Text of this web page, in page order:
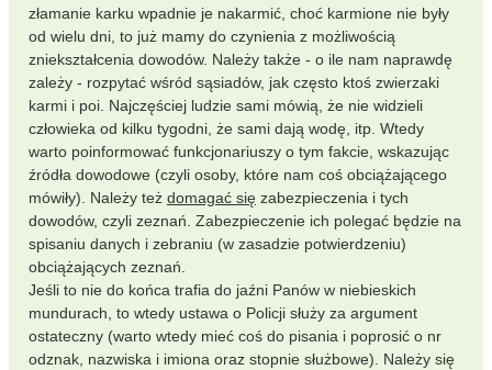
złamanie karku wpadnie je nakarmić, choć karmione nie były
od wielu dni, to już mamy do czynienia z możliwością
zniekształcenia dowodów. Należy także - o ile nam naprawdę
zależy - rozpytać wśród sąsiadów, jak często ktoś zwierzaki
karmi i poi. Najczęściej ludzie sami mówią, że nie widzieli
człowieka od kilku tygodni, że sami dają wodę, itp. Wtedy
warto poinformować funkcjonariuszy o tym fakcie, wskazując
źródła dowodowe (czyli osoby, które nam coś obciążającego
mówiły). Należy też domagać się zabezpieczenia i tych
dowodów, czyli zeznań. Zabezpieczenie ich polegać będzie na
spisaniu danych i zebraniu (w zasadzie potwierdzeniu)
obciążających zeznań.
Jeśli to nie do końca trafia do jaźni Panów w niebieskich
mundurach, to wtedy ustawa o Policji służy za argument
ostateczny (warto wtedy mieć coś do pisania i poprosić o nr
odznak, nazwiska i imiona oraz stopnie służbowe). Należy się